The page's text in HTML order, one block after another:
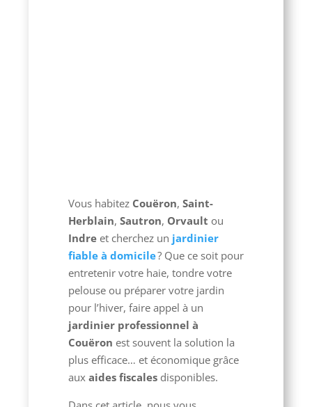
Vous habitez Couëron, Saint-
Herblain, Sautron, Orvault ou
Indreet cherchez un jardinier
fiable à domicile? Que ce soit pour
entretenir votre haie, tondre votre
pelouse ou préparer votre jardin
pour l’hiver, faire appel à un
jardinier professionnel à
Couëron est souvent la solution la
plus efficace… et économique grâce
aux aides fiscalesdisponibles.